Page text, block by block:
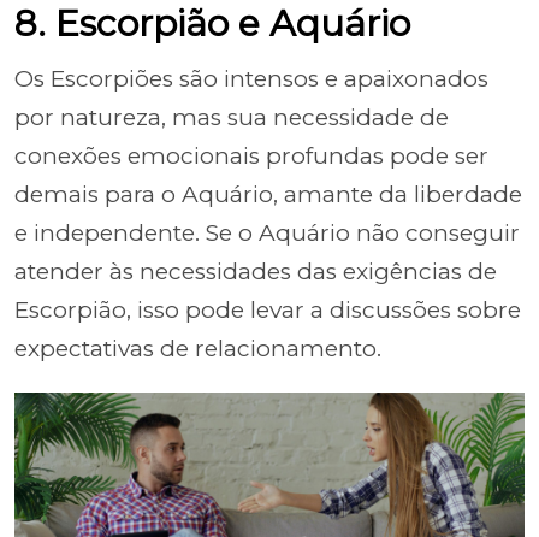
8. Escorpião e Aquário
Os Escorpiões são intensos e apaixonados
por natureza, mas sua necessidade de
conexões emocionais profundas pode ser
demais para o Aquário, amante da liberdade
e independente. Se o Aquário não conseguir
atender às necessidades das exigências de
Escorpião, isso pode levar a discussões sobre
expectativas de relacionamento.